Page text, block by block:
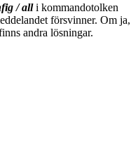
/ all i kommandotolken
försvinner. Om ja,
andra lösningar.